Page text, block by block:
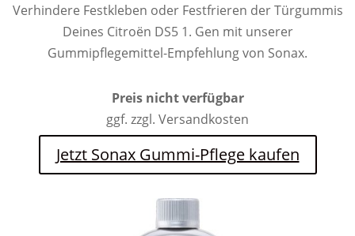
Verhindere Festkleben oder Festfrieren der Türgummis
Deines Citroën DS5 1. Gen mit unserer
Gummipflegemittel-Empfehlung von Sonax.
Preis nicht verfügbar
ggf. zzgl. Versandkosten
Jetzt Sonax Gummi-Pflege kaufen